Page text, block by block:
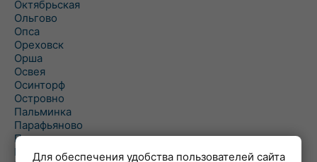
Октябрьская
Ольгово
Опса
Ореховск
Орша
Освея
Осинторф
Островно
Пальминка
Парафьяново
Плисса
ПовятьеДля обеспечения удобства пользователей сайта